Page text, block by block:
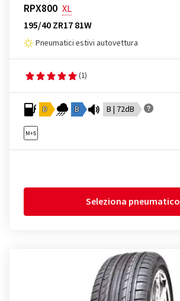
RPX800 XL
195/40 ZR17 81W
Pneumatici estivi autovettura
(1)
D B B | 72dB
Seleziona pneumatico